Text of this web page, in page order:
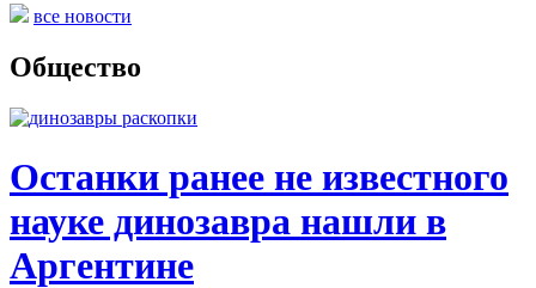
все новости
Общество
Останки ранее не известного
науке динозавра нашли в
Аргентине